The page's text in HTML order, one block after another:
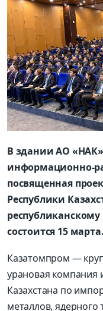
В здании АО
информационно-
посвященная
Республики
состоится 15 марта.
Казатомпром —
урановая компания
Казахстана по
металлов,